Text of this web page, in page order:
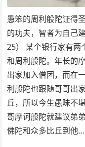
愚笨的周利般陀证得
的功夫，智者为自己
25） 某个银行家有两
和周利般陀。年长的
出家加入僧团，而在
利般陀也跟随哥哥出
丘，所以今生愚昧不
哥摩诃般陀就建议弟
佛陀和众多比丘到他…